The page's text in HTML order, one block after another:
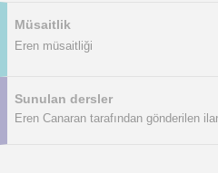
Müsaitlik
Eren müsaitliği
Sunulan dersler
Eren Canaran tarafından gönderilen